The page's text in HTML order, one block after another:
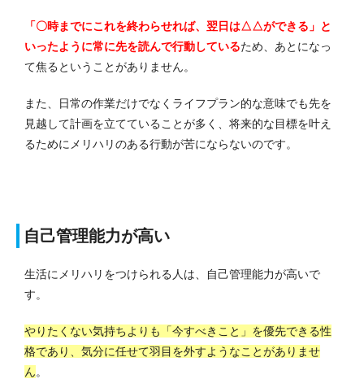
「〇時までにこれを終わらせれば、翌日は△△ができる」と
いったように常に先を読んで行動しているため、あとになっ
て焦るということがありません。
また、日常の作業だけでなくライフプラン的な意味でも先を
見越して計画を立てていることが多く、将来的な目標を叶え
るためにメリハリのある行動が苦にならないのです。
自己管理能力が高い
生活にメリハリをつけられる人は、自己管理能力が高いで
す。
やりたくない気持ちよりも「今すべきこと」を優先できる性
格であり、気分に任せて羽目を外すようなことがありませ
ん。